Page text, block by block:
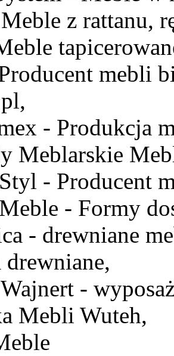
z rattanu,
mebli
- Produkcja
Meblarskie
- Producent
- Formy
- drewniane
drewniane,
-
Mebli Wuteh,